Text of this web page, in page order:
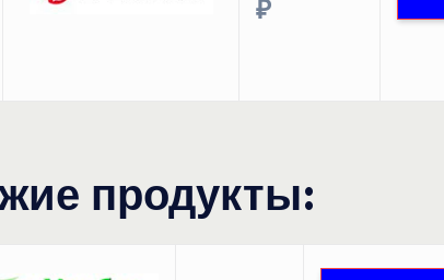
₽
продукты: